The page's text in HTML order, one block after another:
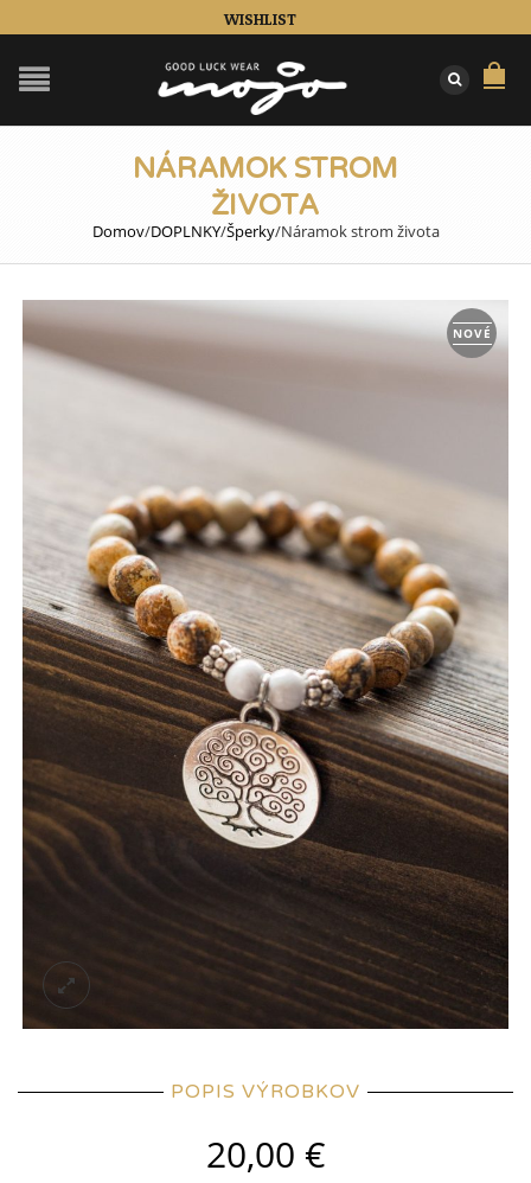
WISHLIST
NÁRAMOK STROM
ŽIVOTA
Domov/DOPLNKY/Šperky/Náramok strom života
NOVÉ
POPIS VÝROBKOV
20,00 €